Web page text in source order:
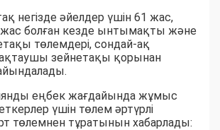
негізде әйелдер үшін 61 жас,
жас болған кезде ынтымақты және
төлемдері, сондай-ақ
зейнетақы қорынан
еңбек жағдайында жұмыс
үшін төлем әртүрлі
төлемнен тұратынын хабарлады: